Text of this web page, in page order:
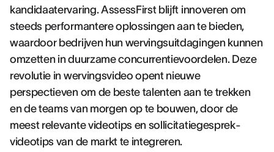
kandidaatervaring. AssessFirst blijft innoveren om
steeds performantere oplossingen aan te bieden,
waardoor bedrijven hun wervingsuitdagingen kunnen
omzetten in duurzame concurrentievoordelen. Deze
revolutie in wervingsvideo opent nieuwe
perspectieven om de beste talenten aan te trekken
en de teams van morgen op te bouwen, door de
meest relevante videotips en sollicitatiegesprek-
videotips van de markt te integreren.